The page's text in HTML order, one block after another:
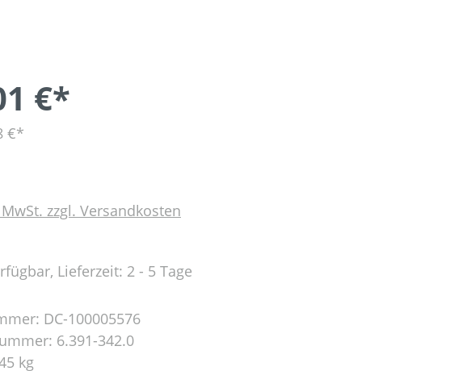
€*
€*
zzgl. Versandkosten
Lieferzeit: 2 - 5 Tage
DC-100005576
6.391-342.0
kg